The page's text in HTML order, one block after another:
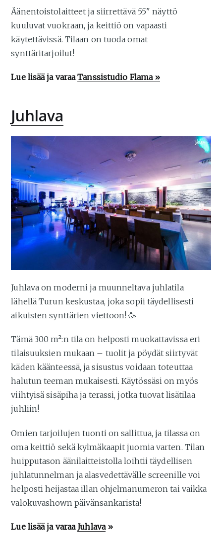
Äänentoistolaitteet ja siirrettävä 55" näyttö
kuuluvat vuokraan, ja keittiö on vapaasti
käytettävissä. Tilaan on tuoda omat
synttäritarjoilut!
Lue lisää ja varaaTanssistudio Flama »
Juhlava
Juhlava on moderni ja muunneltava juhlatila
lähellä Turun keskustaa, joka sopii täydellisesti
aikuisten synttärien viettoon! 🥳
Tämä 300 m²:n tila on helposti muokattavissa eri
tilaisuuksien mukaan – tuolit ja pöydät siirtyvät
käden käänteessä, ja sisustus voidaan toteuttaa
halutun teeman mukaisesti. Käytössäsi on myös
viihtyisä sisäpiha ja terassi, jotka tuovat lisätilaa
juhliin!
Omien tarjoilujen tuonti on sallittua, ja tilassa on
oma keittiö sekä kylmäkaapit juomia varten. Tilan
huipputason äänilaitteistolla loihtii täydellisen
juhlatunnelman ja alasvedettävälle screenille voi
helposti heijastaa illan ohjelmanumeron tai vaikka
valokuvashown päivänsankarista!
Lue lisää ja varaa Juhlava»